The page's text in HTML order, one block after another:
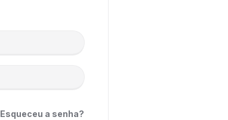
Esqueceu a senha?